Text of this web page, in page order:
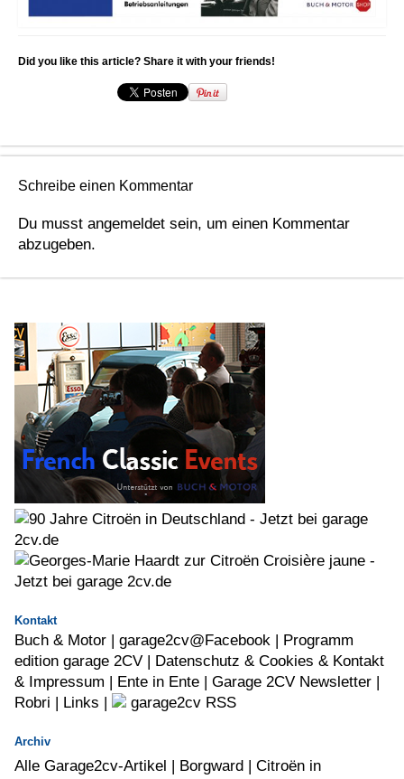
Did you like this article? Share it with your friends!
Schreibe einen Kommentar
Du musst angemeldet sein, um einen Kommentar
abzugeben.
Kontakt
Buch & Motor| garage2cv@Facebook | Programm
edition garage 2CV | Datenschutz & Cookies & Kontakt
& Impressum | Ente in Ente | Garage 2CV Newsletter |
Robri | Links | garage2cv RSS
Archiv
Alle Garage2cv-Artikel | Borgward| Citroën in